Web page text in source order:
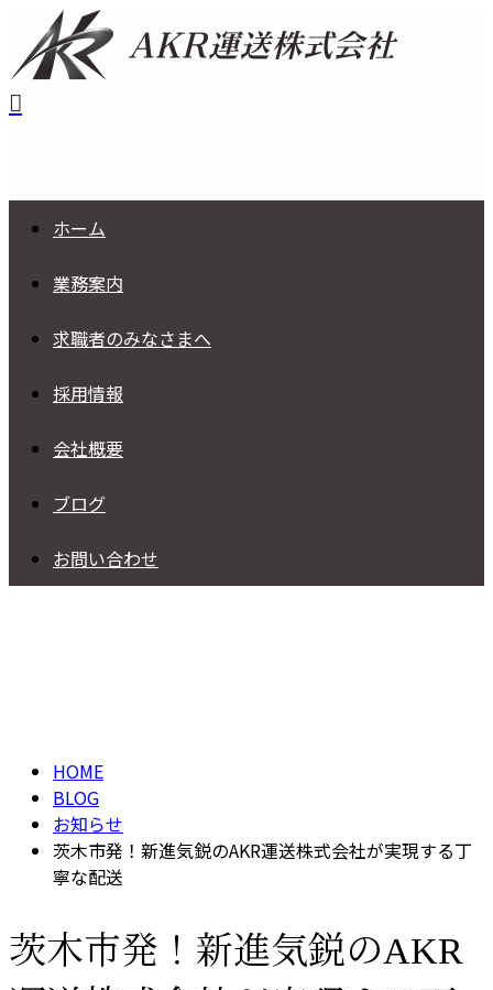
ホーム
業務案内
求職者のみなさまへ
採用情報
会社概要
ブログ
お問い合わせ
HOME
BLOG
お知らせ
茨木市発！新進気鋭のAKR運送株式会社が実現する丁
寧な配送
茨木市発！新進気鋭のAKR